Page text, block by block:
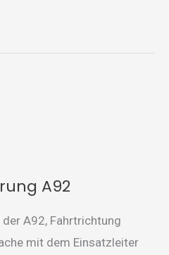
A92
A92, Fahrtrichtung
mit dem Einsatzleiter